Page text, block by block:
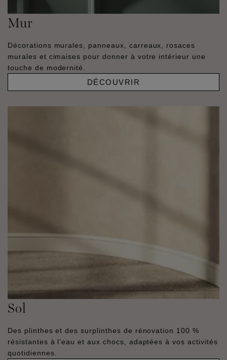
Mur
Décorations murales, panneaux, carreaux, rosaces
murales et cimaises pour donner à votre intérieur une
touche de modernité.
DÉCOUVRIR
Sol
Des plinthes et des surplinthes de rénovation 100 %
résistantes à l’eau et aux chocs, adaptées à vos activités
quotidiennes.